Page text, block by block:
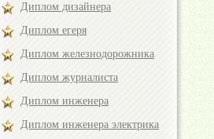
Диплом дизайнера
Диплом егеря
Диплом железнодорожника
Диплом журналиста
Диплом инженера
Диплом инженера электрика